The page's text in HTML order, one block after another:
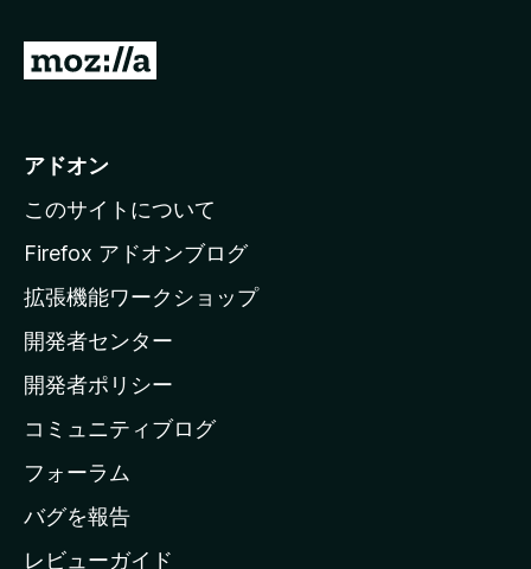
M
i
l
a
ホ
ー
ム
ー
ジ
へ
アドオン
このサイトについて
Firefox アドオンブログ
拡張機能ワークショップ
開発者センター
開発者ポリシー
コミュニティブログ
フォーラム
バグを報告
レビューガイド